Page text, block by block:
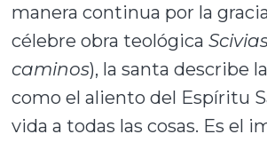
manera continua por la
célebre obra teológica
caminos), la santa describe la
como el aliento del Espíritu
vida a todas las cosas. Es el